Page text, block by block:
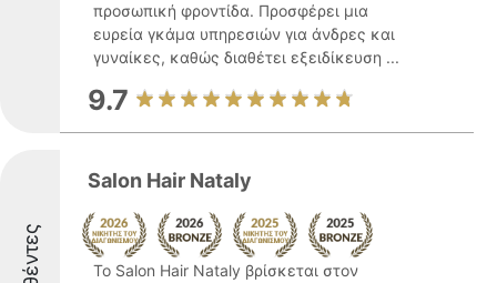
προσωπική φροντίδα. Προσφέρει μια
ευρεία γκάμα υπηρεσιών για άνδρες και
γυναίκες, καθώς διαθέτει εξειδίκευση ...
9.7
Salon Hair Nataly
Το Salon Hair Nataly βρίσκεται στον